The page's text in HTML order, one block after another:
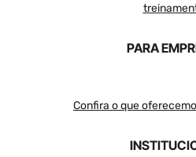
PARA
Confira o que